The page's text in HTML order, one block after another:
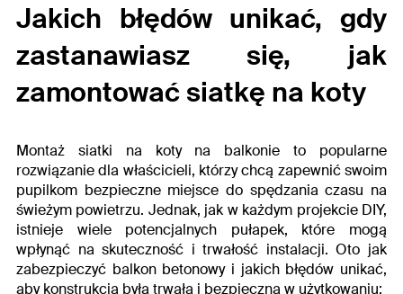
Jakich błędów unikać, gdy
zastanawiasz się, jak
zamontować siatkę na koty
Montaż siatki na koty na balkonie to popularne
rozwiązanie dla właścicieli, którzy chcą zapewnić swoim
pupilkom bezpieczne miejsce do spędzania czasu na
świeżym powietrzu. Jednak, jak w każdym projekcie DIY,
istnieje wiele potencjalnych pułapek, które mogą
wpłynąć na skuteczność i trwałość instalacji. Oto jak
zabezpieczyć balkon betonowyi jakich błędów unikać,
aby konstrukcja była trwała i bezpieczna w użytkowaniu: